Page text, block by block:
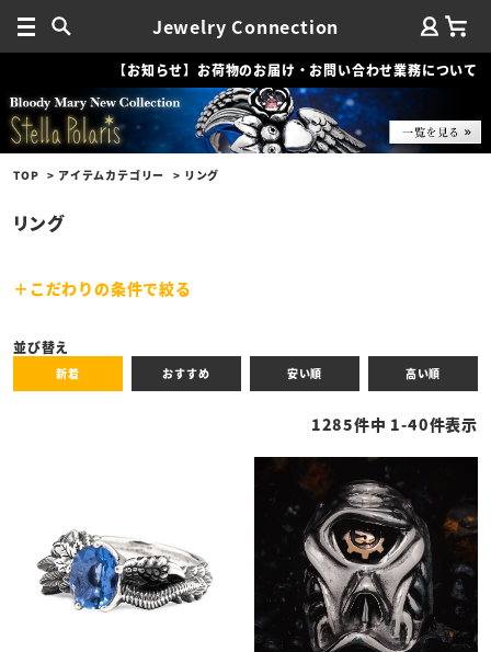
Jewelry Connection
【お知らせ】お荷物のお届け・お問い合わせ業務について
TOP アイテムカテゴリー リング
リング
こだわりの条件で絞る
セール商品
カテゴリ
並び替え
新着 おすすめ 安い順 高い順
1285件中 1-40件表示